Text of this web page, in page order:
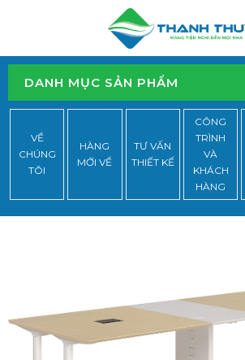
DANH MỤC SẢN PHẨM
VỀ
CHÚNG
TÔI
HÀNG
MỚI VỀ
TƯ VẤN
THIẾT KẾ
CÔNG
TRÌNH
VÀ
KHÁCH
HÀNG